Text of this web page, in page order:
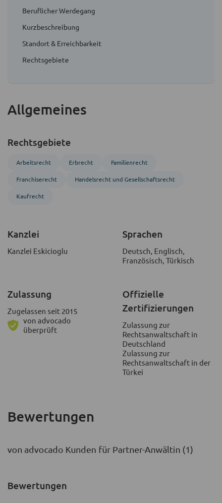
Beruflicher Werdegang
Kurzbeschreibung
Standort & Erreichbarkeit
Rechtsgebiete
Allgemeines
Rechtsgebiete
Arbeitsrecht Erbrecht Familienrecht
Franchise­recht Handels­recht und Gesellschafts­recht
Kaufrecht
Kanzlei
Kanzlei Eskicioglu
Sprachen
Deutsch, Englisch,
Französisch, Türkisch
Zulassung
Zugelassen seit 2015
von advocado
überprüft
Offizielle
Zertifizierungen
Zulassung zur
Rechtsanwaltschaft in
Deutschland
Zulassung zur
Rechtsanwaltschaft in der
Türkei
Bewertungen
von advocado Kunden für Partner-Anwältin (1)
Bewertungen